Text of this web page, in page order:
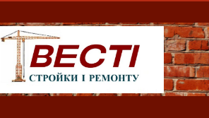
Перейти
вмісту